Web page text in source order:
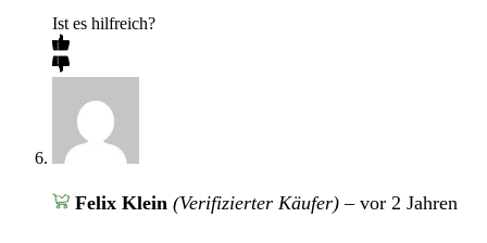
Ist es hilfreich?
Felix Klein (Verifizierter Käufer) – vor 2 Jahren